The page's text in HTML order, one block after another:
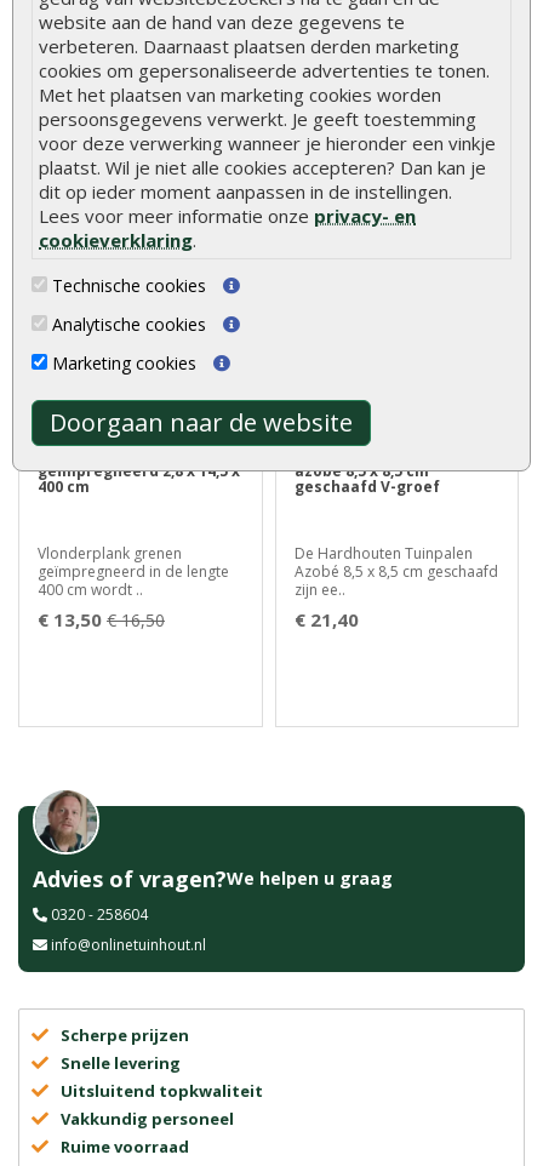
website aan de hand van deze gegevens te
verbeteren. Daarnaast plaatsen derden marketing
cookies om gepersonaliseerde advertenties te tonen.
Met het plaatsen van marketing cookies worden
persoonsgegevens verwerkt. Je geeft toestemming
voor deze verwerking wanneer je hieronder een vinkje
plaatst. Wil je niet alle cookies accepteren? Dan kan je
dit op ieder moment aanpassen in de instellingen.
Lees voor meer informatie onze privacy- en
cookieverklaring.
Technische cookies
Analytische cookies
Marketing cookies
Doorgaan naar de website
Schuttingplank
aanbieding grenen
geïmpregneerd 1,6 x 14 x
300 cm
Schuttingplank aanbieding
grenen geïmpregneerd 1,6 x
14 x 30..
€ 5,10 € 6,15
Hardhouten tuinpaal
azobé 6 x 6 x 275 cm
fijnbezaagd
De Hardhouten Paal Azobé 6
x 6 x 275 cm Fijnbezaagd is
perfe..
€ 14,99 € 18,00
geïmpregneerd 2,8 x 14,5 x
400 cm
Vlonderplank grenen
geïmpregneerd in de lengte
400 cm wordt ..
€ 13,50 € 16,50
azobé 8,5 x 8,5 cm
geschaafd V-groef
De Hardhouten Tuinpalen
Azobé 8,5 x 8,5 cm geschaafd
zijn ee..
€ 21,40
Advies of vragen?We helpen u graag
0320 - 258604
info@onlinetuinhout.nl
Scherpe prijzen
Snelle levering
Uitsluitend topkwaliteit
Vakkundig personeel
Ruime voorraad